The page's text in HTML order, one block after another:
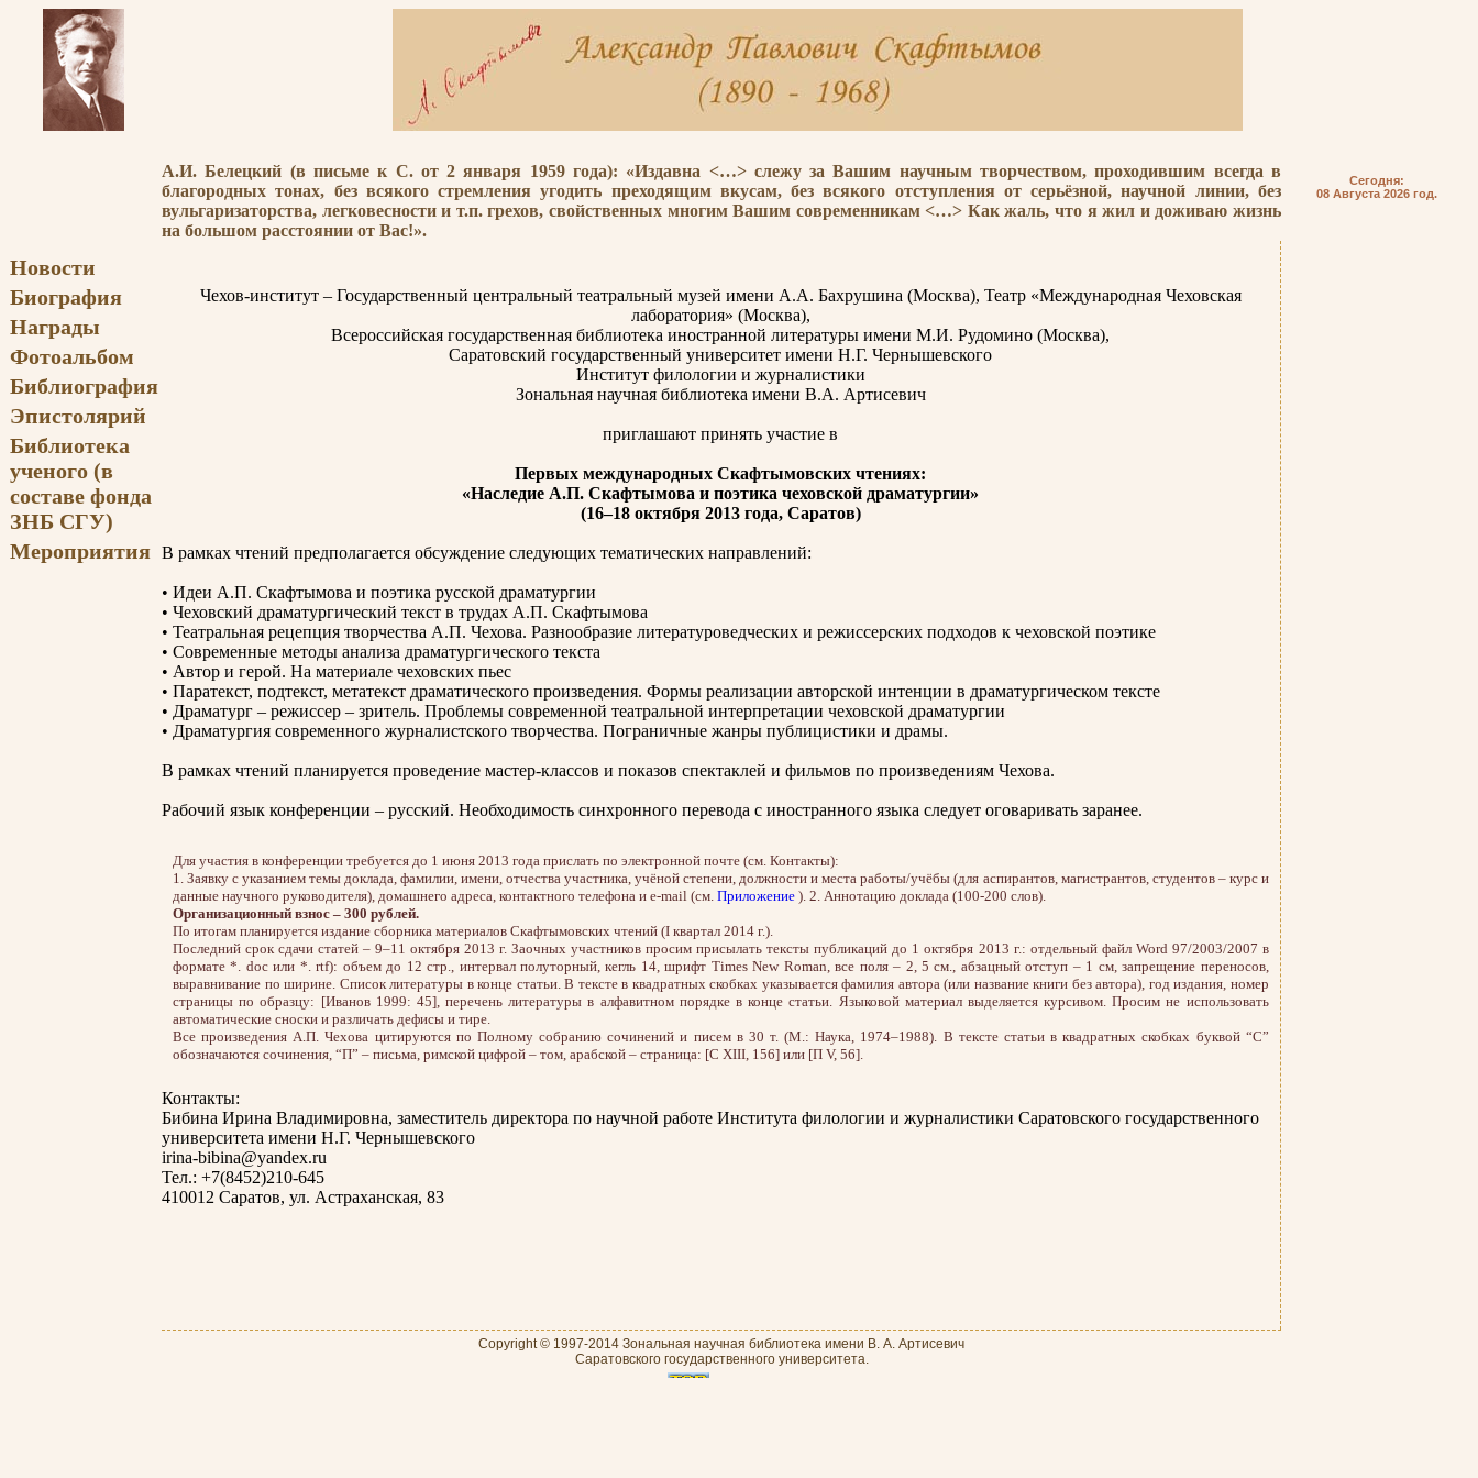
А.И. Белецкий (в письме к С. от 2 января 1959 года): «Издавна <…> слежу за Вашим научным творчеством, проходившим всегда в
благородных тонах, без всякого стремления угодить преходящим вкусам, без всякого отступления от серьёзной, научной линии, без
вульгаризаторства, легковесности и т.п. грехов, свойственных многим Вашим современникам <…> Как жаль, что я жил и доживаю жизнь
на большом расстоянии от Вас!».
Сегодня:
08 Августа 2026 год.
Новости
Биография
Награды
Фотоальбом
Библиография
Эпистолярий
Библиотека
ученого (в
составе фонда
ЗНБ СГУ)
Мероприятия
Чехов-институт – Государственный центральный театральный музей имени А.А. Бахрушина (Москва), Театр «Международная Чеховская
лаборатория» (Москва),
Всероссийская государственная библиотека иностранной литературы имени М.И. Рудомино (Москва),
Саратовский государственный университет имени Н.Г. Чернышевского
Институт филологии и журналистики
Зональная научная библиотека имени В.А. Артисевич
приглашают принять участие в
Первых международных Скафтымовских чтениях:
«Наследие А.П. Скафтымова и поэтика чеховской драматургии»
(16–18 октября 2013 года, Саратов)
В рамках чтений предполагается обсуждение следующих тематических направлений:
• Идеи А.П. Скафтымова и поэтика русской драматургии
• Чеховский драматургический текст в трудах А.П. Скафтымова
• Театральная рецепция творчества А.П. Чехова. Разнообразие литературоведческих и режиссерских подходов к чеховской поэтике
• Современные методы анализа драматургического текста
• Автор и герой. На материале чеховских пьес
• Паратекст, подтекст, метатекст драматического произведения. Формы реализации авторской интенции в драматургическом тексте
• Драматург – режиссер – зритель. Проблемы современной театральной интерпретации чеховской драматургии
• Драматургия современного журналистского творчества. Пограничные жанры публицистики и драмы.
В рамках чтений планируется проведение мастер-классов и показов спектаклей и фильмов по произведениям Чехова.
Рабочий язык конференции – русский. Необходимость синхронного перевода с иностранного языка следует оговаривать заранее.
Для участия в конференции требуется до 1 июня 2013 года прислать по электронной почте (см. Контакты):
1. Заявку с указанием темы доклада, фамилии, имени, отчества участника, учёной степени, должности и места работы/учёбы (для аспирантов, магистрантов, студентов – курс и
данные научного руководителя), домашнего адреса, контактного телефона и e-mail (см. Приложение ). 2. Аннотацию доклада (100-200 слов).
Организационный взнос – 300 рублей.
По итогам планируется издание сборника материалов Скафтымовских чтений (I квартал 2014 г.).
Последний срок сдачи статей – 9–11 октября 2013 г. Заочных участников просим присылать тексты публикаций до 1 октября 2013 г.: отдельный файл Word 97/2003/2007 в
формате *. doc или *. rtf): объем до 12 стр., интервал полуторный, кегль 14, шрифт Times New Roman, все поля – 2, 5 см., абзацный отступ – 1 см, запрещение переносов,
выравнивание по ширине. Список литературы в конце статьи. В тексте в квадратных скобках указывается фамилия автора (или название книги без автора), год издания, номер
страницы по образцу: [Иванов 1999: 45], перечень литературы в алфавитном порядке в конце статьи. Языковой материал выделяется курсивом. Просим не использовать
автоматические сноски и различать дефисы и тире.
Все произведения А.П. Чехова цитируются по Полному собранию сочинений и писем в 30 т. (М.: Наука, 1974–1988). В тексте статьи в квадратных скобках буквой “С”
обозначаются сочинения, “П” – письма, римской цифрой – том, арабской – страница: [С XIII, 156] или [П V, 56].
Контакты:
Бибина Ирина Владимировна, заместитель директора по научной работе Института филологии и журналистики Саратовского государственного
университета имени Н.Г. Чернышевского
irina-bibina@yandex.ru
Тел.: +7(8452)210-645
410012 Саратов, ул. Астраханская, 83
Copyright © 1997-2014 Зональная научная библиотека имени В. А. Артисевич
Саратовского государственного университета.